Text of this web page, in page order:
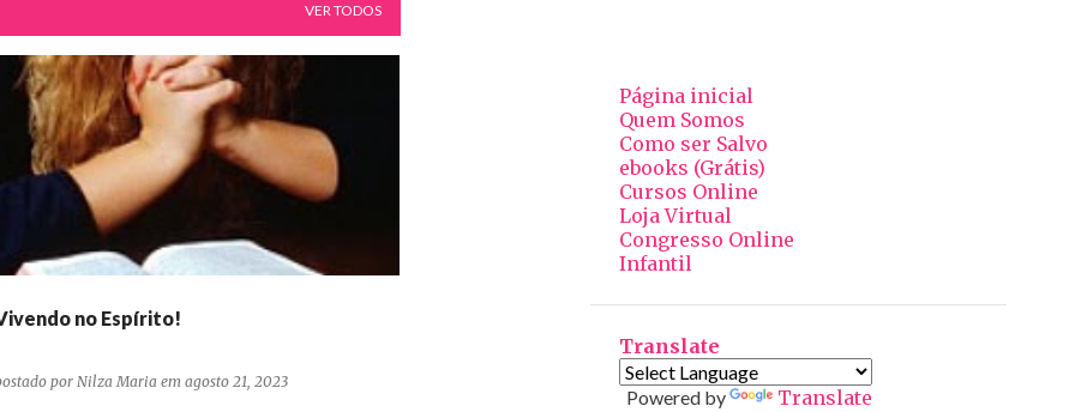
VER TODOS
no Espírito!
por Nilza Maria em agosto 21, 2023
DEVOCIONAIS CONFIANÇA ORAÇÃO ADORAÇÃO
DEVOCIONAIS CONFIANÇA ORAÇÃO PERSEVERANÇA
Página inicial
Quem Somos
Como ser Salvo
ebooks (Grátis)
Cursos Online
Loja Virtual
Congresso Online
Infantil
Translate
Powered by Translate